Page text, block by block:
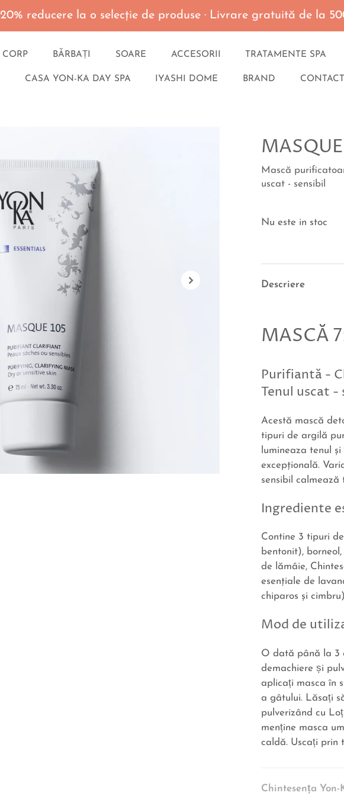
20% reducere la o selecţie de produse · Livrare gratuită de la
CORP BĂRBAȚI SOARE ACCESORII TRATAMENTE SPA
CASA YON-KA DAY SPA IYASHI DOME BRAND CONTACT
Mască
uscat - sensibil
Nu este in stoc
Descriere
MASCĂ
Purifiantă -
Tenul uscat -
Acestă mască
tipuri de argilă
lumineaza tenul
excepţională.
sensibil calmează
Ingrediente
Contine 3 tipuri
bentonit),
de lămâie,
esenţiale de
chiparos şi
Mod de
O dată până la 3
demachiere și
aplicați masca în
a gâtului. Lăsați
pulverizând cu
menține masca
caldă. Uscați prin
Chintesența Yon-